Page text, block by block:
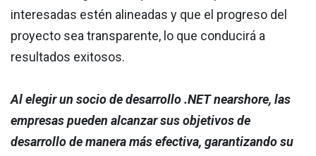
interesadas estén alineadas y que el progreso del
proyecto sea transparente, lo que conducirá a
resultados exitosos.
Al elegir un socio de desarrollo .NET nearshore, las
empresas pueden alcanzar sus objetivos de
desarrollo de manera más efectiva, garantizando su